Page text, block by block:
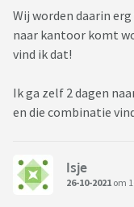
Wij worden daarin
naar kantoor komt
vind ik dat!
Ik ga zelf 2 dagen
en die combinatie
Isje
26-10-2021 om